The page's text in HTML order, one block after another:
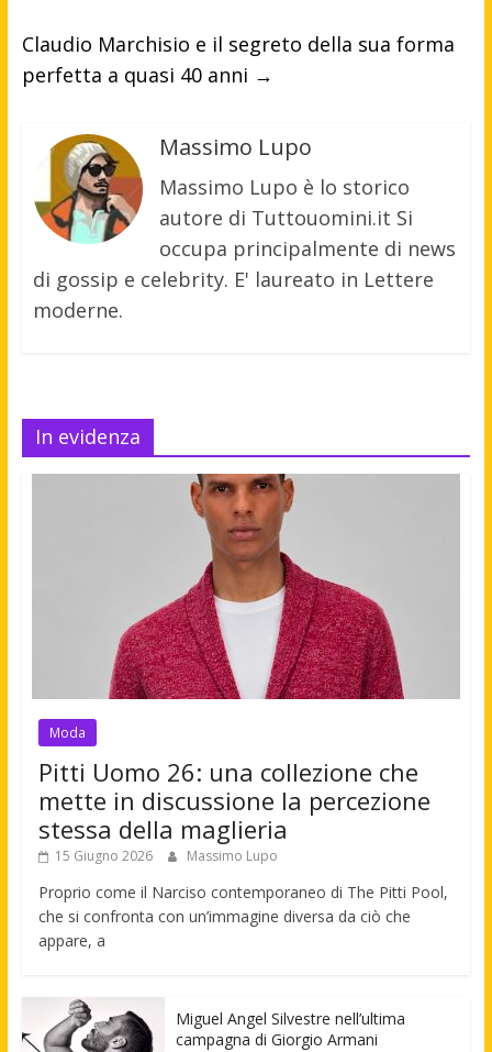
Claudio Marchisio e il segreto della sua forma
perfetta a quasi 40 anni →
Massimo Lupo
Massimo Lupo è lo storico
autore di Tuttouomini.it Si
occupa principalmente di news
di gossip e celebrity. E' laureato in Lettere
moderne.
In evidenza
Moda
Pitti Uomo 26: una collezione che
mette in discussione la percezione
stessa della maglieria
15 Giugno 2026 Massimo Lupo
Proprio come il Narciso contemporaneo di The Pitti Pool,
che si confronta con un’immagine diversa da ciò che
appare, a
Miguel Angel Silvestre nell’ultima
campagna di Giorgio Armani